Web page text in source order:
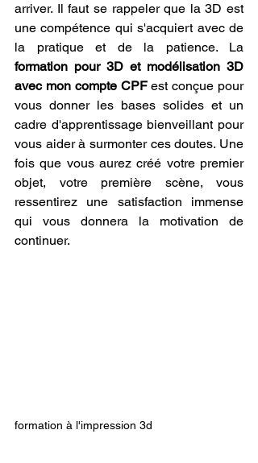
arriver. Il faut se rappeler que la 3D est
une compétence qui s'acquiert avec de
formation pour 3D et modélisation 3D
avec mon compte CPF est conçue pour
vous donner les bases solides et un
cadre d'apprentissage bienveillant pour
vous aider à surmonter ces doutes. Une
fois que vous aurez créé votre premier
objet, votre première scène, vous
ressentirez une satisfaction immense
qui vous donnera la motivation de
continuer.
formation à l'impression 3d